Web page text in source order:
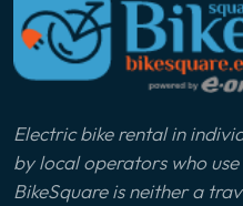
Electric bike rental in
by local operators who
BikeSquare is neither a